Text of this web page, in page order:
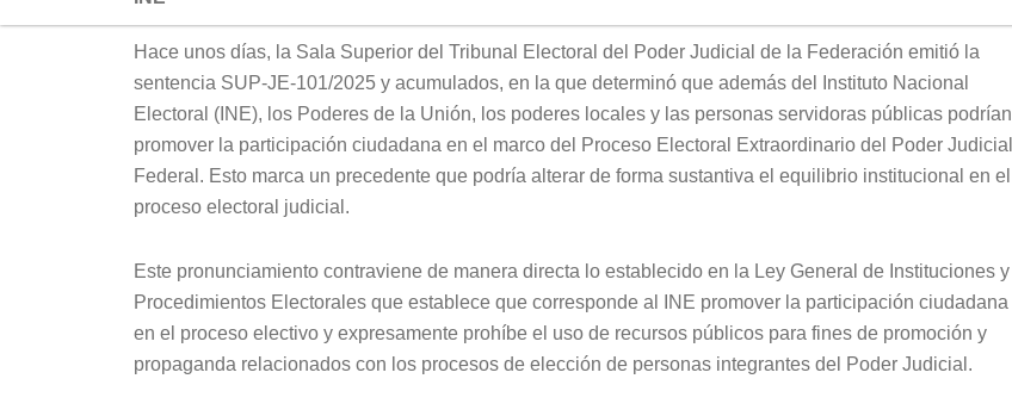
Hace unos días, la Sala Superior del Tribunal Electoral del Poder Judicial de la Federación emitió la
sentencia SUP-JE-101/2025 y acumulados, en la que determinó que además del Instituto Nacional
Electoral (INE), los Poderes de la Unión, los poderes locales y las personas servidoras públicas podrían
promover la participación ciudadana en el marco del Proceso Electoral Extraordinario del Poder Judicial
Federal. Esto marca un precedente que podría alterar de forma sustantiva el equilibrio institucional en el
proceso electoral judicial.
Este pronunciamiento contraviene de manera directa lo establecido en la Ley General de Instituciones y
Procedimientos Electorales que establece que corresponde al INE promover la participación ciudadana
en el proceso electivo y expresamente prohíbe el uso de recursos públicos para fines de promoción y
propaganda relacionados con los procesos de elección de personas integrantes del Poder Judicial.